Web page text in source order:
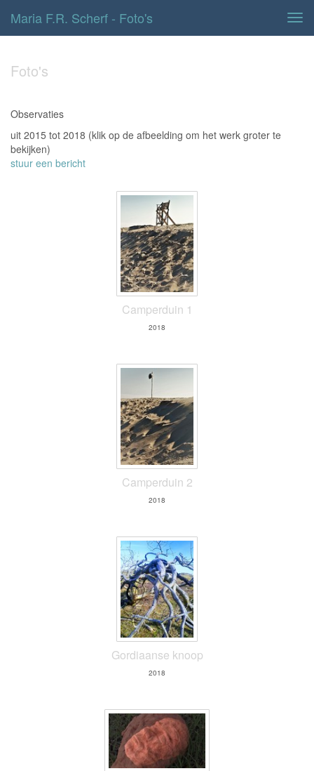
Maria F.r. Scherf - Foto's
Foto's
Observaties
uit 2015 tot 2018 (klik op de afbeelding om het werk groter te
bekijken)
stuur een bericht
Camperduin 1
2018
Camperduin 2
2018
Gordiaanse knoop
2018